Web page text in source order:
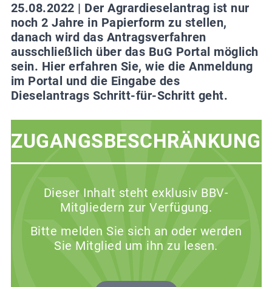
25.08.2022 | Der Agrardieselantrag ist nur
noch 2 Jahre in Papierform zu stellen,
danach wird das Antragsverfahren
ausschließlich über das BuG Portal möglich
sein. Hier erfahren Sie, wie die Anmeldung
im Portal und die Eingabe des
Dieselantrags Schritt-für-Schritt geht.
ZUGANGSBESCHRÄNKUNG
Dieser Inhalt steht exklusiv BBV-
Mitgliedern zur Verfügung.
Bitte melden Sie sich an oder werden
Sie Mitglied um ihn zu lesen.